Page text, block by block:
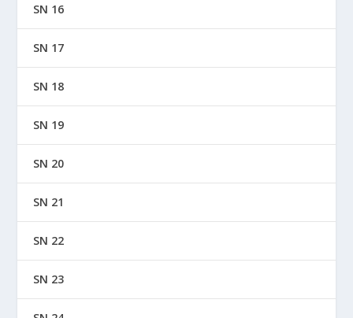
SN 16
SN 17
SN 18
SN 19
SN 20
SN 21
SN 22
SN 23